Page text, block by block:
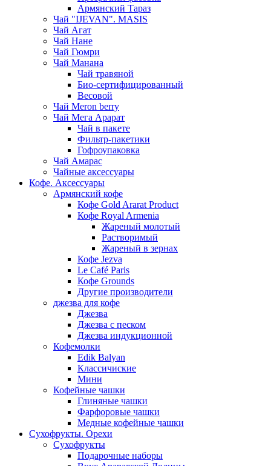
Армянский Тараз
Чай "IJEVAN". MASIS
Чай Агат
Чай Нане
Чай Гюмри
Чай Манана
Чай травяной
Био-сертифицированный
Весовой
Чай Meron berry
Чай Мега Арарат
Чай в пакете
Фильтр-пакетики
Гофроупаковка
Чай Амарас
Чайные аксессуары
Кофе. Аксессуары
Армянский кофе
Кофе Gold Ararat Product
Кофе Royal Armenia
Жареный молотый
Растворимый
Жареный в зернах
Кофе Jezva
Le Café Paris
Кофе Grounds
Другие производители
джезва для кофе
Джезва
Джезва с песком
Джезва индукционной
Кофемолки
Edik Balyan
Классичиские
Мини
Кофейные чашки
Глиняные чашки
Фарфоровые чашки
Медные кофейные чашки
Сухофрукты. Орехи
Сухофрукты
Подарочные наборы